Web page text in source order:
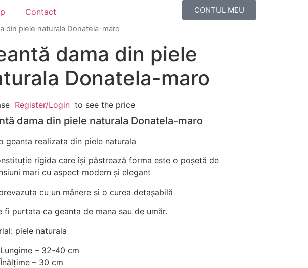
Contact CONTUL MEU
din piele naturala Donatela-maro
dama din piele
Donatela-maro
Register/Login to see the price
dama din piele naturala Donatela-maro
geanta realizata din piele naturala
rigida care își păstrează forma este o poșetă de
mari cu aspect modern și elegant
cu un mânere si o curea detașabilă
fi purtata ca geanta de mana sau de umăr.
piele naturala
Lungime – 32-40 cm
Înălțime – 30 cm